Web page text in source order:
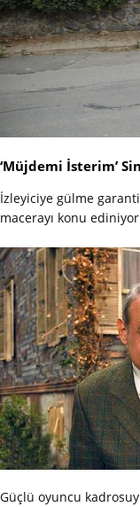
‘Müjdemi İsterim’
İzleyiciye gülme
macerayı konu
Güçlü oyuncu